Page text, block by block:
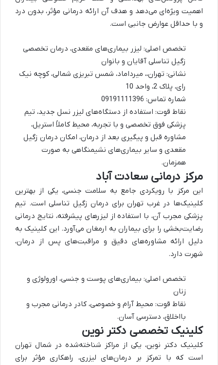
اهمیت ویژه‌ای می‌دهد و هدف آن ارائه درمانی مؤثر، بدون درد
و با حداقل عوارض جانبی است.
تخصص اصلی: لیزر بیماری‌های مقعدی، درمان تخصصی
زگیل تناسلی آقایان و بانوان
نشانی: تهران،، میرداماد، شمس تبریزی شمالی، کوچه نیک
رای، پلاک 2، واحد 10
شماره تماس: 09191111396
نقاط قوت: استفاده از دستگاه‌های لیزر نسل جدید، تیم
پزشکی فوق تخصصی و با تجربه، محیط کاملاً استریل،
مشاوره قبل و پیگیری بعد از درمان، امکان درمان زگیل
مقعدی و سایر بیماری‌های نشیمنگاهی به صورت
همزمان.
مرکز درمانی سعادت آباد
این مرکز با رویکردی جامع به سلامت جنسی، یکی از بهترین
کلینیک‌ها در غرب تهران برای درمان زگیل تناسلی است. تیم
پزشکی مجرب آن، با استفاده از لیزرهای پیشرفته، نتایج درمانی
رضایت‌بخشی را برای بیماران به ارمغان می‌آورد. این کلینیک به
دلیل ارائه مشاوره‌های دقیق و مراقبت‌های پس از درمان،
شهرت دارد.
تخصص اصلی: بیماری‌های پوست و جنسی، اورولوژی و
زنان
نقاط قوت: محیط آرام و خصوصی، کادر درمانی مجرب و
بااخلاق، دسترسی آسان.
کلینیک تخصصی دکتر نوین
کلینیک دکتر نوین، یکی از مراکز شناخته‌شده در شمال تهران
است که با تمرکز بر درمان‌های لیزری، راهکاری مؤثر برای